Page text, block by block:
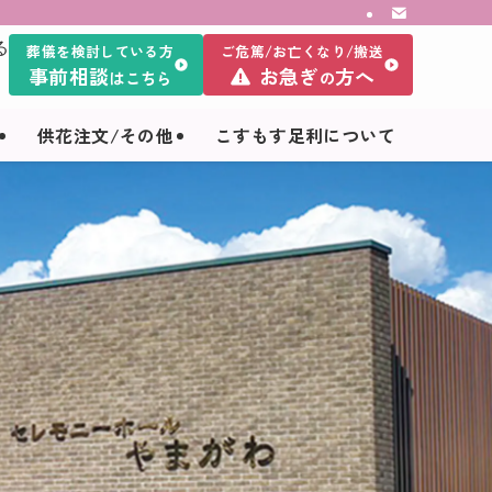
供花注文/その他 こすもす足利について
葬儀を検討している方
事前相談はこちら
ご危篤/お亡くなり/搬送
お急ぎの方へ